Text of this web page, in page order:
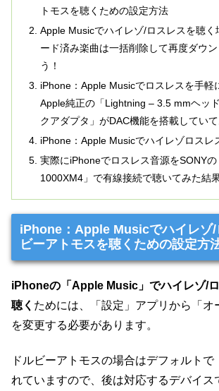
トモスを聴くための設定方法
Apple Musicでハイレゾ/ロスレスを聴く
ード済み楽曲は一括削除して再度ダウン
う！
iPhone：Apple Musicでロスレスを手軽
Apple純正の「Lightning – 3.5 mmヘッ
クアダプタ」がDAC機能を搭載していて
iPhone：Apple Musicでハイレゾロスレ
実際にiPhoneでロスレス音源をSONYの
1000XM4」で有線接続で聴いてみた結
iPhone：Apple Musicでハイレゾ/
ビーアトモスを聴くための設定方
iPhoneの「Apple Music」でハイレゾ/
聴く ためには、「設定」アプリから「オ
を変更する必要があります。
ドルビーアトモスの場合はデフォルトで
れていますので、後は対応するデバイス